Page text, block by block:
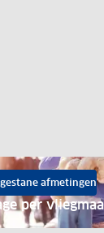
afmetingen
per